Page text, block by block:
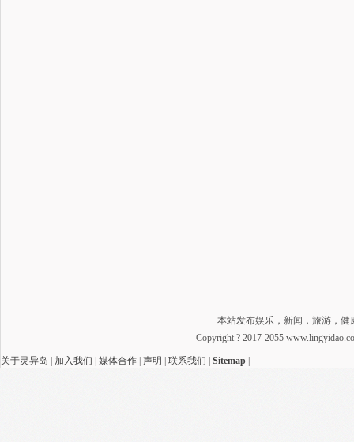
本站发布娱乐，新闻，旅游，
Copyright ? 2017-2055
关于灵异岛 加入我们 媒体合作 声明 联系我们 Sitemap